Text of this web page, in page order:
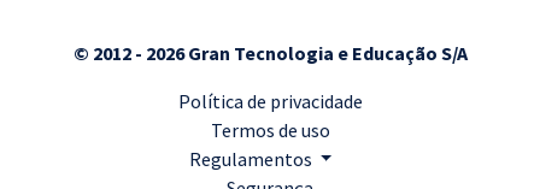
© 2012 - 2026 Gran Tecnologia e Educação S/A
Política de privacidade
Termos de uso
Regulamentos